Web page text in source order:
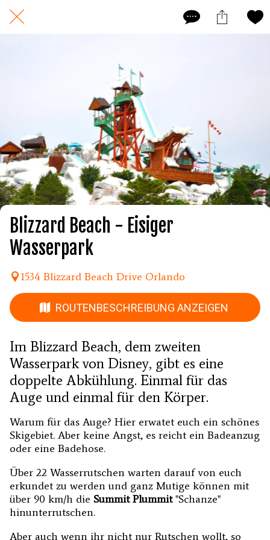
Blizzard Beach - Eisiger
Wasserpark
1534 Blizzard Beach Drive Orlando
ROUTENBESCHREIBUNG ANZEIGEN
Im Blizzard Beach, dem zweiten
Wasserpark von Disney, gibt es eine
doppelte Abkühlung. Einmal für das
Auge und einmal für den Körper.
Warum für das Auge? Hier erwatet euch ein schönes
Skigebiet. Aber keine Angst, es reicht ein Badeanzug
oder eine Badehose.
Über 22 Wasserrutschen warten darauf von euch
erkundet zu werden und ganz Mutige können mit
über 90 km/h die Summit Plummit"Schanze"
hinunterrutschen.
Aber auch wenn ihr nicht nur Rutschen wollt, so